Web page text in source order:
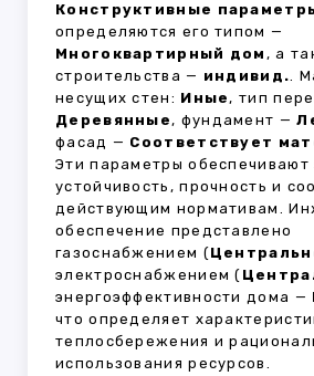
Конструктивные
определяются его типом —
Многоквартирный дом , а
строительства — индивид..
несущих стен: Иные, тип
Деревянные, фундамент —
фасад — Соответствует
Эти параметры обеспечивают
устойчивость, прочность и
действующим нормативам.
обеспечение представлено
газоснабжением (
электроснабжением (
энергоэффективности дома —
что определяет
теплосбережения и
использования ресурсов.